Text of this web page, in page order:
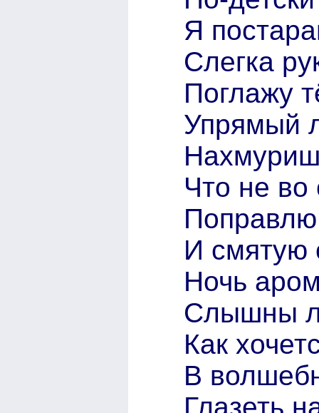
Я
Слегка
Поглажу
Упрямый
Что не во
И смятую
Ночь
Слышны
Как
В
Глазеть